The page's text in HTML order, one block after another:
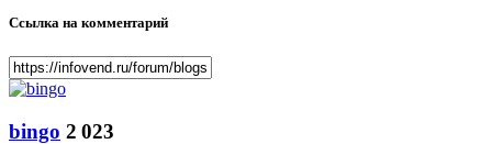
Ссылка на комментарий
bingo 2 023